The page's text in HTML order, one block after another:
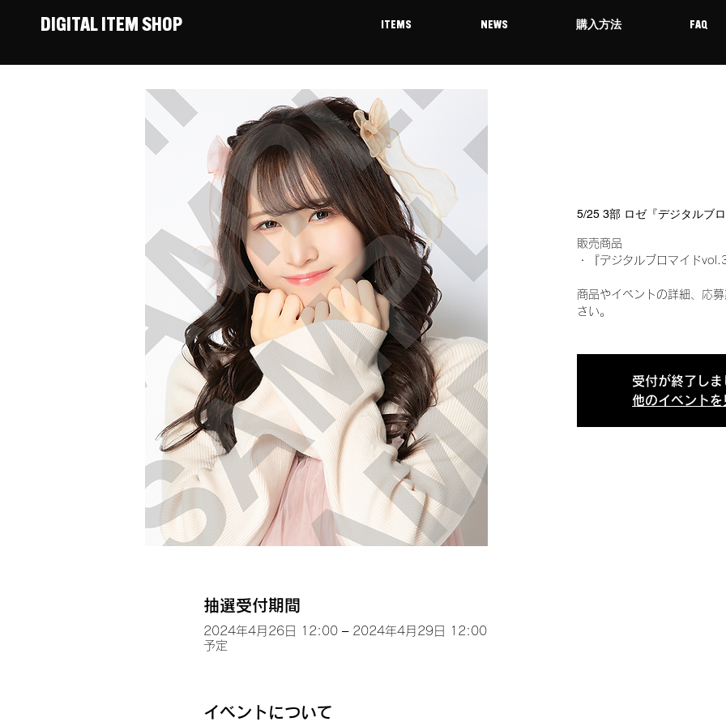
DIGITAL ITEM SHOP ITEMS NEWS 購入方法 FAQ
5/25 3部 ロゼ『デジタルブ
販売商品
・『デジタルブロマイド
商品やイベントの詳細、応
さい。
受付が終了しま
他のイベントを
抽選受付期間
2024年4月26日 12:00 – 2024年4月29日 12:00
予定
イベントについて